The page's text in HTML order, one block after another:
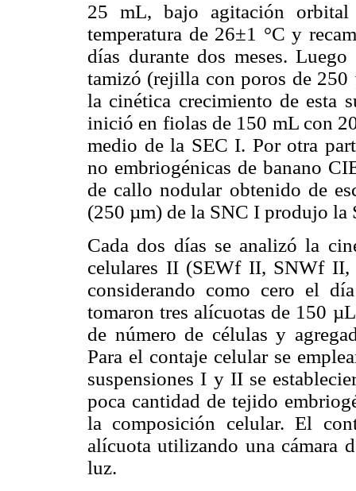
25 mL, bajo agitación
temperatura de 26±1 °C y
días durante dos meses.
tamizó (rejilla con poros de
la cinética crecimiento de esta
inició en fiolas de 150 mL con
medio de la SEC I. Por otra
no embriogénicas de banano
de callo nodular obtenido de
(250 µm) de la SNC I produjo la
Cada dos días se analizó la
celulares II (SEWf II, SNWf
considerando como cero el
tomaron tres alícuotas de 150
de número de células y
Para el contaje celular se
suspensiones I y II se
poca cantidad de tejido
la composición celular. El
alícuota utilizando una cámara
luz.